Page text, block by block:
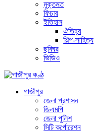
মুক্তমত
ফিচার
ইতিহাস
ঐতিহ্য
শিল্প-সাহিত্য
ছবিঘর
ভিডিও
গাজীপুর
জেলা প্রশাসন
জিএমপি
জেলা পুলিশ
সিটি কর্পোরেশন